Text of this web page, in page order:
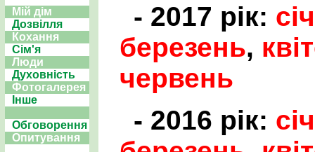
Мій дім
Дозвілля
Кохання
Сім'я
Люди
Духовність
Фотогалерея
Інше
Обговорення
Опитування
- 2017 рік:
березень,
червень
- 2016 рік: